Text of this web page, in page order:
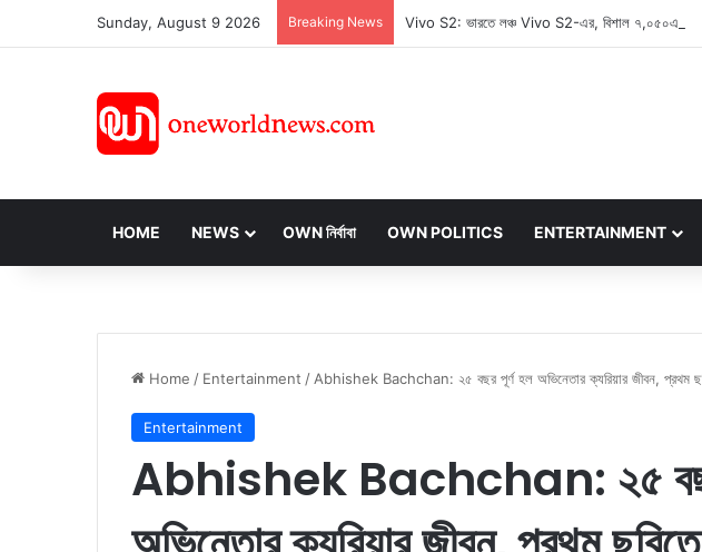
Sunday, August 9 2026 Breaking News
HOME NEWS OWN নির্বাবা OWN POLITICS ENTERTAINMENT
Home / Entertainment / Abhishek Bachchan: ২৫ বছর পূর্ণ হল অভিনেতার ক্যরিয়ার জীবন, প্রথম
Entertainment
Abhishek Bachchan: ২৫